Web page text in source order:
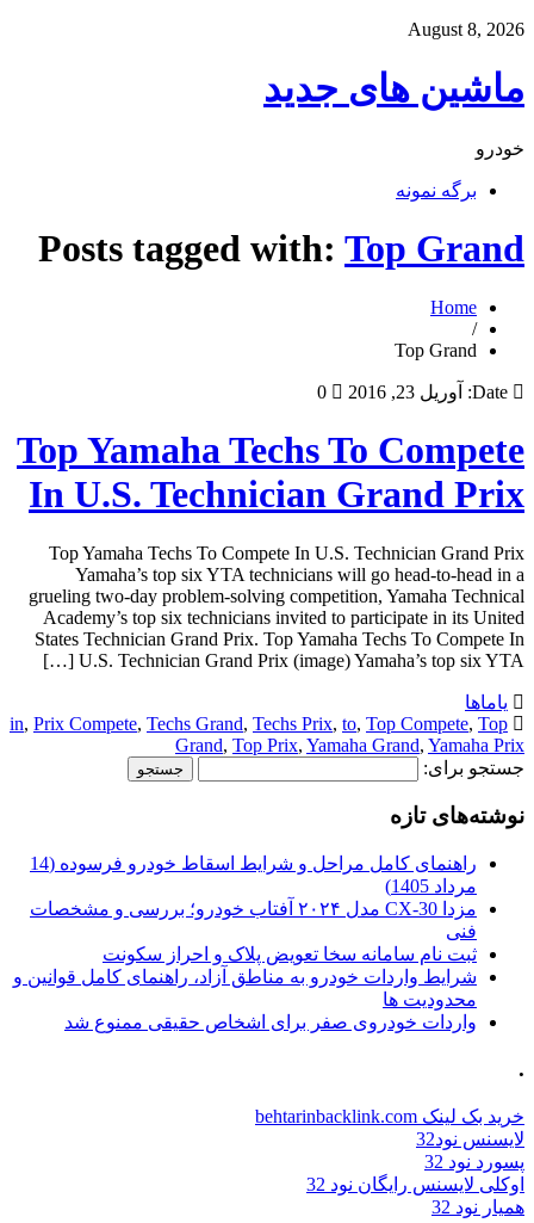
August 8, 2026
ماشین های جدید
خودرو
برگه نمونه
Posts tagged with: Top Grand
Home
/
Top Grand
Date: آوریل 23, 2016 0
Top Yamaha Techs To Compete
In U.S. Technician Grand Prix
Top Yamaha Techs To Compete In U.S. Technician Grand Prix
Yamaha’s top six YTA technicians will go head-to-head in a
grueling two-day problem-solving competition, Yamaha Technical
Academy’s top six technicians invited to participate in its United
States Technician Grand Prix. Top Yamaha Techs To Compete In
U.S. Technician Grand Prix (image) Yamaha’s top six YTA […]
یاماها
in, Prix Compete, Techs Grand, Techs Prix, to, Top Compete, Top
Grand, Top Prix, Yamaha Grand, Yamaha Prix
جستجو برای:
نوشته‌های تازه
راهنمای کامل مراحل و شرایط اسقاط خودرو فرسوده (14
مرداد 1405)
مزدا CX-30 مدل ۲۰۲۴ آفتاب خودرو؛ بررسی و مشخصات
فنی
ثبت نام سامانه سخا تعویض پلاک و احراز سکونت
شرایط واردات خودرو به مناطق آزاد، راهنمای کامل قوانین و
محدودیت ها
واردات خودروی صفر برای اشخاص حقیقی ممنوع شد
.
خرید بک لینک behtarinbacklink.com
لایسنس نود32
پسورد نود 32
اوکلی لایسنس رایگان نود 32
همیار نود 32